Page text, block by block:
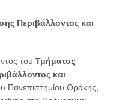
Περιβάλλοντος και
του Τμήματος
και
Πανεπιστημίου Θράκης,